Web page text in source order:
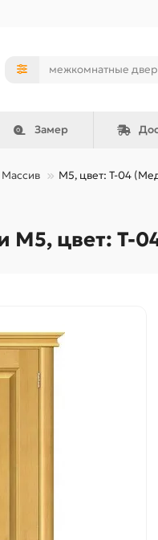
Замер
Массив М5, цвет: Т-04
М5, цвет: Т-